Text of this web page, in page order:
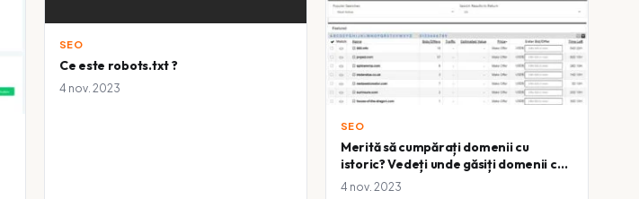
SEO
Ce este robots.txt ?
4 nov. 2023
SEO
Merită să cumpărați domenii cu
istoric? Vedeți unde găsiți domenii cu
istoric…
4 nov. 2023